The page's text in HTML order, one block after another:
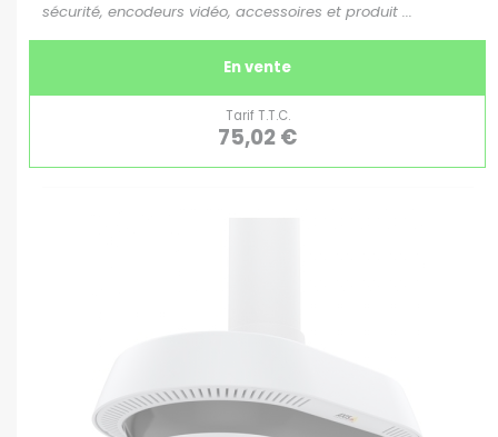
sécurité, encodeurs vidéo, accessoires et produit ...
En vente
Tarif T.T.C.
75,02 €